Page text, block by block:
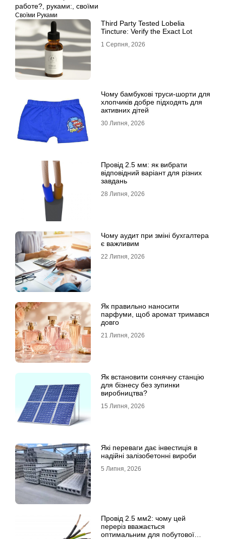
работе? руками: своїми
Своїми Руками
Third Party Tested Lobelia
Tincture: Verify the Exact Lot
1 Серпня, 2026
Чому бамбукові труси-шорти для
хлопчиків добре підходять для
активних дітей
30 Липня, 2026
Провід 2.5 мм: як вибрати
відповідний варіант для різних
завдань
28 Липня, 2026
Чому аудит при зміні бухгалтера
є важливим
22 Липня, 2026
Як правильно наносити
парфуми, щоб аромат тримався
довго
21 Липня, 2026
Як встановити сонячну станцію
для бізнесу без зупинки
виробництва?
15 Липня, 2026
Які переваги дає інвестиція в
надійні залізобетонні вироби
5 Липня, 2026
Провід 2.5 мм2: чому цей
переріз вважається
оптимальним для побутової